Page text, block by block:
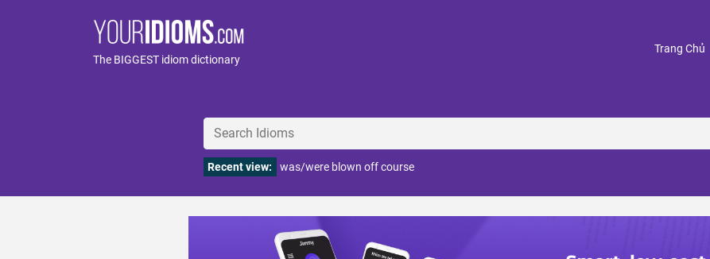
The BIGGEST idiom dictionary
Trang Chủ
Recent view: was/were blown off course